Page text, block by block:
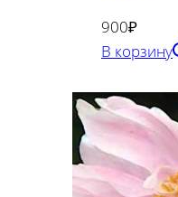
900₽
В корзину